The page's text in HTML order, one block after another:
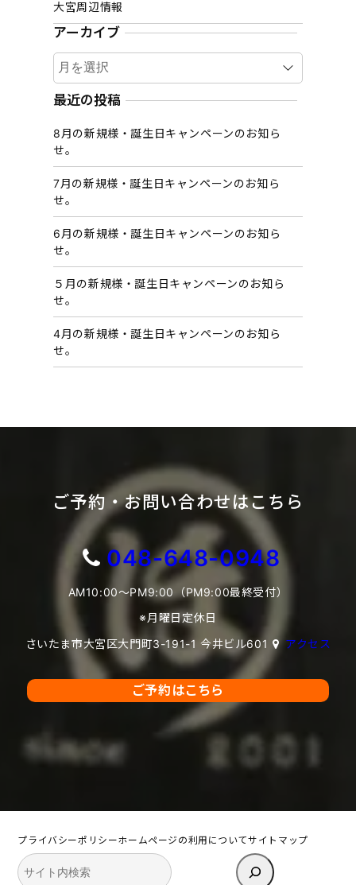
大宮周辺情報
アーカイブ
ア
ー
カ
ブ
最近の投稿
8月の新規様・誕生日キャンペーンのお知ら
せ。
7月の新規様・誕生日キャンペーンのお知ら
せ。
6月の新規様・誕生日キャンペーンのお知ら
せ。
５月の新規様・誕生日キャンペーンのお知ら
せ。
4月の新規様・誕生日キャンペーンのお知ら
せ。
ご予約・お問い合わせはこちら
048-648-0948
AM10:00～PM9:00（PM9:00最終受付）
※月曜日定休日
さいたま市大宮区大門町3-191-1 今井ビル601
アクセス
ご予約はこちら
プライバシーポリシーホームページの利用についてサイトマップ
検